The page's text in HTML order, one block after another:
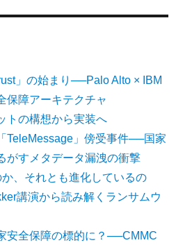
」の始まり──Palo Alto × IBM
保障アーキテクチャ
トの構想から実装へ
TeleMessage」傍受事件──国家
がすメタデータ漏洩の衝撃
、それとも進化しているの
講演から読み解くランサムウ
安全保障の標的に？──CMMC